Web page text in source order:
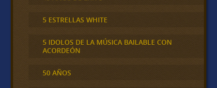
5 ESTRELLAS WHITE
5 IDOLOS DE LA MÚSICA BAILABLE CON
ACORDEÓN
50 AÑOS